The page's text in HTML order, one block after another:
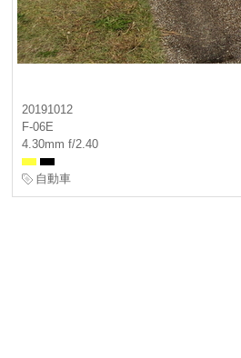
20191012
F-06E
4.30mm f/2.40
自動車